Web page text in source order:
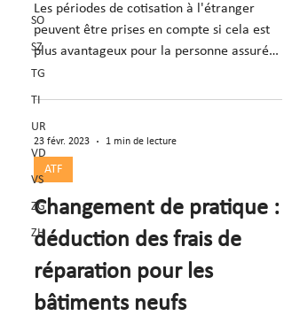
SO
SZ
TG
TI
UR
VD
VS
ZG
ZH
Les périodes de cotisation à l'étranger
peuvent être prises en compte si cela est
plus avantageux pour la personne assurée
(consid. 5.3-5.4)
23 févr. 2023 1 min de lecture
ATF
Changement de pratique :
déduction des frais de
réparation pour les
bâtiments neufs